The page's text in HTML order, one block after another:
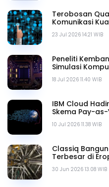
23 Jul 2026 14.21 WIB
Terobosan
Komunikasi
18 Jul 2026 11.40 WIB
Peneliti
Simulasi
10 Jul 2026 11.38 WIB
IBM Cloud
Skema Pay-
30 Jun 2026 13.08 WIB
Classiq
Terbesar di